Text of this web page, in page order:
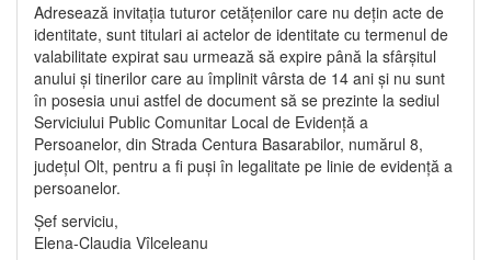
Adresează invitația tuturor cetățenilor care nu dețin acte de
identitate, sunt titulari ai actelor de identitate cu termenul de
valabilitate expirat sau urmează să expire până la sfârșitul
anului și tinerilor care au împlinit vârsta de 14 ani și nu sunt
în posesia unui astfel de document să se prezinte la sediul
Serviciului Public Comunitar Local de Evidență a
Persoanelor, din Strada Centura Basarabilor, numărul 8,
județul Olt, pentru a fi puși în legalitate pe linie de evidență a
persoanelor.
Șef serviciu,
Elena-Claudia Vîlceleanu